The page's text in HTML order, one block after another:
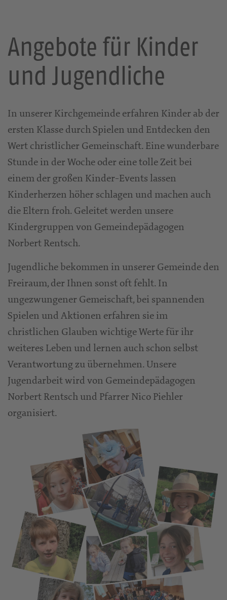
Angebote für Kinder
und Jugendliche
In unserer Kirchgemeinde erfahren Kinder ab der
ersten Klasse durch Spielen und Entdecken den
Wert christlicher Gemeinschaft. Eine wunderbare
Stunde in der Woche oder eine tolle Zeit bei
einem der großen Kinder-Events lassen
Kinderherzen höher schlagen und machen auch
die Eltern froh. Geleitet werden unsere
Kindergruppen von Gemeindepädagogen
Norbert Rentsch.
Jugendliche bekommen in unserer Gemeinde den
Freiraum, der Ihnen sonst oft fehlt. In
ungezwungener Gemeischaft, bei spannenden
Spielen und Aktionen erfahren sie im
christlichen Glauben wichtige Werte für ihr
weiteres Leben und lernen auch schon selbst
Verantwortung zu übernehmen. Unsere
Jugendarbeit wird von Gemeindepädagogen
Norbert Rentsch und Pfarrer Nico Piehler
organisiert.